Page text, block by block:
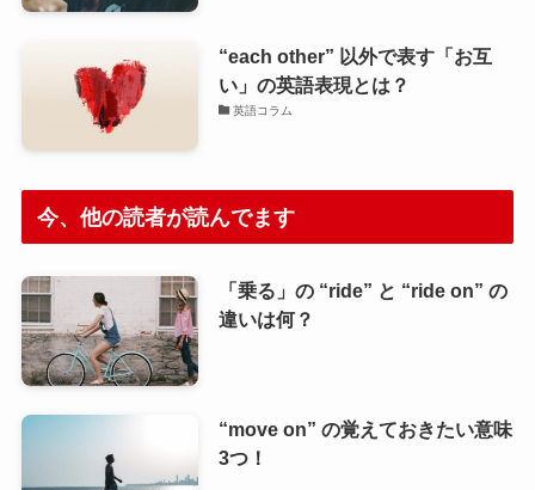
“each other” 以外で表す「お互
い」の英語表現とは？
英語コラム
今、他の読者が読んでます
「乗る」の “ride” と “ride on” の
違いは何？
“move on” の覚えておきたい意味
3つ！